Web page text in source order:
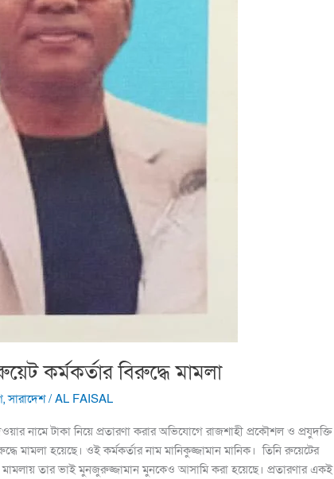
কর্মকর্তার বিরুদ্ধে মামলা
,সারাদেশ/AL FAISAL
নামে টাকা নিয়ে প্রতারণা করার অভিযোগে রাজশাহী প্রকৌশল ও প্রযুদক্তি
মামলা হয়েছে। ওই কর্মকর্তার নাম মানিকুজ্জামান মানিক। তিনি রুয়েটের
তার ভাই মুনজুরুজ্জামান মুনকেও আসামি করা হয়েছে। প্রতারণার একই